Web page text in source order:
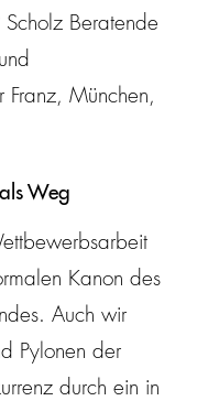
Scholz Beratende
Franz, München,
Weg
Kanon des
Auch wir
Pylonen der
durch ein in